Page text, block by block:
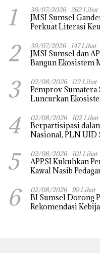
1 30/07/2026 262 Lihat
JMSI Sumsel
Perkuat Literasi
2 30/07/2026 147 Lihat
JMSI Sumsel dan
Bangun Ekosistem
3 02/08/2026 112 Lihat
Pemprov Sumatera
Luncurkan
Inflasi
4 02/08/2026 102 Lihat
Berpartisipasi
Nasional, PLN UID
5 02/08/2026 101 Lihat
APPSI Kukuhkan
Kawal Nasib
6 02/08/2026 99 Lihat
BI Sumsel Dorong
Rekomendasi